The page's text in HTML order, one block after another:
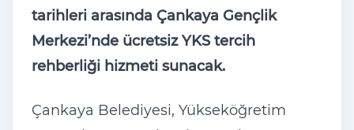
tarihleri arasında Çankaya Gençlik
Merkezi’nde ücretsiz YKS tercih
rehberliği hizmeti sunacak.
Çankaya Belediyesi, Yükseköğretim